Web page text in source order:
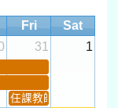
Fri
Sat
31 1
任課教師抽籤